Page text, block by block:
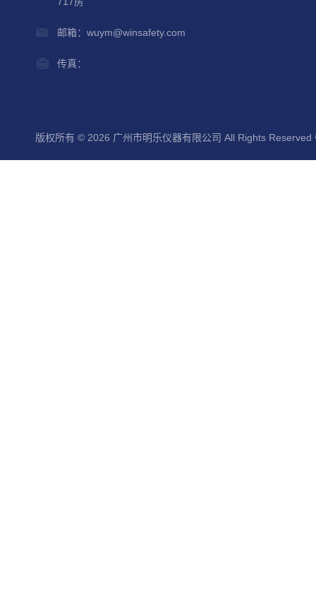
邮箱：wuym@winsafety.com
传真：
版权所有 © 2026 广州市明乐仪器有限公司 All Rights Reserved